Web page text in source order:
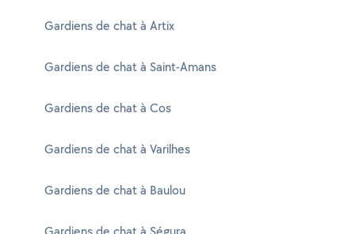
Gardiens de chat à Artix
Gardiens de chat à Saint-Amans
Gardiens de chat à Cos
Gardiens de chat à Varilhes
Gardiens de chat à Baulou